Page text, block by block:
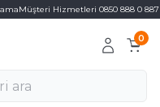
Müşteri Hizmetleri 0850 888 0 887
0